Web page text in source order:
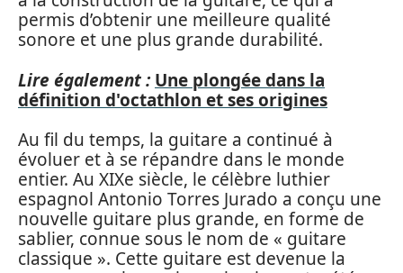
permis d’obtenir une meilleure qualité
sonore et une plus grande durabilité.
Lire également : Une plongée dans la
définition d'octathlon et ses origines
Au fil du temps, la guitare a continué à
évoluer et à se répandre dans le monde
entier. Au XIXe siècle, le célèbre luthier
espagnol Antonio Torres Jurado a conçu une
nouvelle guitare plus grande, en forme de
sablier, connue sous le nom de « guitare
classique ». Cette guitare est devenue la